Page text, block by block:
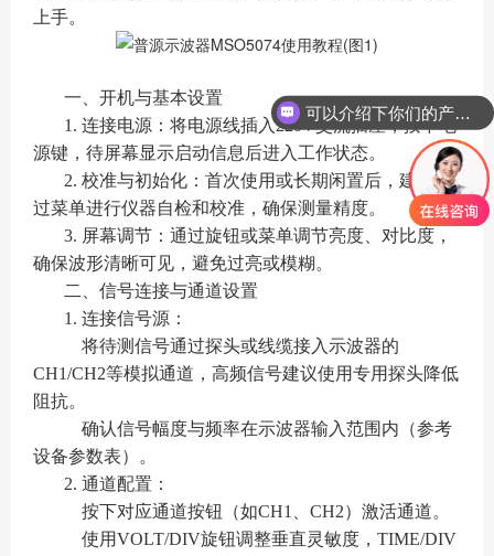
上手。
一、开机与基本设置
1. 连接电源：将电源线插入220V交流插座，按下电
源键，待屏幕显示启动信息后进入工作状态。
2. 校准与初始化：首次使用或长期闲置后，建议通
过菜单进行仪器自检和校准，确保测量精度。
3. 屏幕调节：通过旋钮或菜单调节亮度、对比度，
确保波形清晰可见，避免过亮或模糊。
二、信号连接与通道设置
1. 连接信号源：
将待测信号通过探头或线缆接入示波器的
CH1/CH2等模拟通道，高频信号建议使用专用探头降低
阻抗。
确认信号幅度与频率在示波器输入范围内（参考
设备参数表）。
2. 通道配置：
按下对应通道按钮（如CH1、CH2）激活通道。
使用VOLT/DIV旋钮调整垂直灵敏度，TIME/DIV
可以介绍下你们的产品么？